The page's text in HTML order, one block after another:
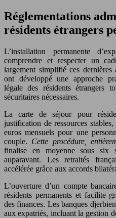
Réglementations
résidents étrangers
L’installation permanente
comprendre et respecter un
largement simplifié ces dernières
ont développé une approche
légale des résidents étrangers
sécuritaires nécessaires.
La carte de séjour pour
justification de ressources
euros mensuels pour une
couple. Cette procédure,
finalise en moyenne sous six
auparavant. Les retraités
accélérée grâce aux accords
L’ouverture d’un compte
résidents permanents et facilite
des finances. Les banques
aux expatriés, incluant la gestion